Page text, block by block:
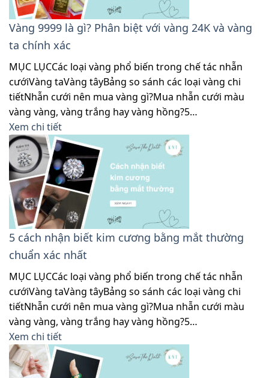
Vàng 9999 là gì? Phân biệt với vàng 24K và vàng
ta chính xác
MỤC LỤCCác loại vàng phổ biến trong chế tác nhẫn
cướiVàng taVàng tâyBảng so sánh các loại vàng chi
tiếtNhẫn cưới nên mua vàng gì?Mua nhẫn cưới màu
vàng vàng, vàng trắng hay vàng hồng?5…
Xem chi tiết
5 cách nhận biết kim cương bằng mắt thường
chuẩn xác nhất
MỤC LỤCCác loại vàng phổ biến trong chế tác nhẫn
cướiVàng taVàng tâyBảng so sánh các loại vàng chi
tiếtNhẫn cưới nên mua vàng gì?Mua nhẫn cưới màu
vàng vàng, vàng trắng hay vàng hồng?5…
Xem chi tiết